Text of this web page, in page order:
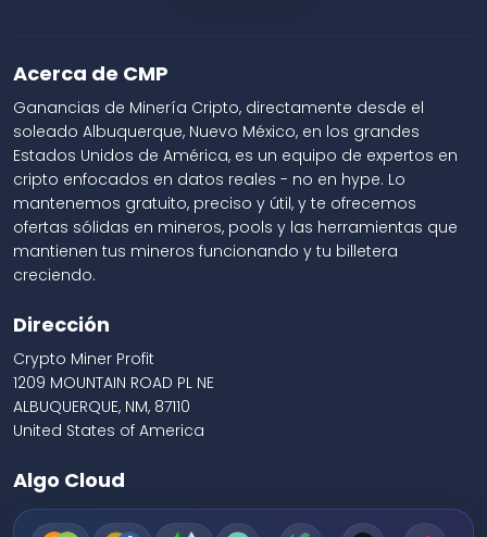
Acerca de CMP
Ganancias de Minería Cripto, directamente desde el
soleado Albuquerque, Nuevo México, en los grandes
Estados Unidos de América, es un equipo de expertos en
cripto enfocados en datos reales - no en hype. Lo
mantenemos gratuito, preciso y útil, y te ofrecemos
ofertas sólidas en mineros, pools y las herramientas que
mantienen tus mineros funcionando y tu billetera
creciendo.
Dirección
Crypto Miner Profit
1209 MOUNTAIN ROAD PL NE
ALBUQUERQUE, NM, 87110
United States of America
Algo Cloud